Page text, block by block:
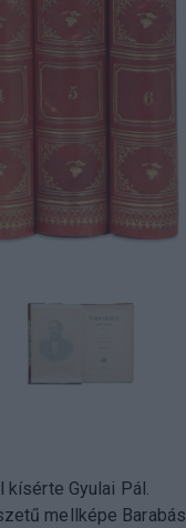
Gyulai Pál.
mellképe Barabás